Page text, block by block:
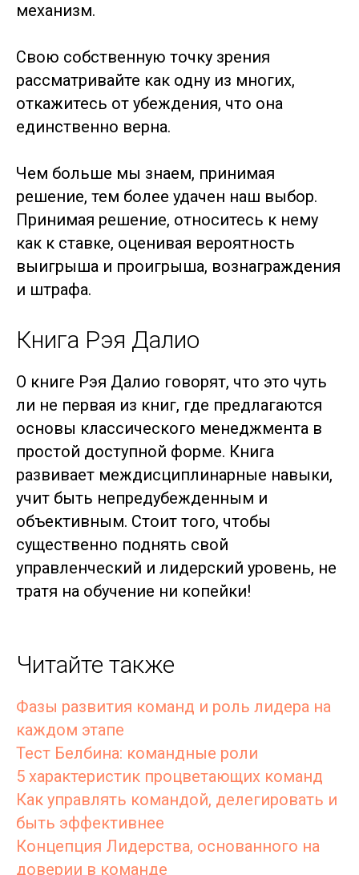
механизм.
Свою собственную точку зрения
рассматривайте как одну из многих,
откажитесь от убеждения, что она
единственно верна.
Чем больше мы знаем, принимая
решение, тем более удачен наш выбор.
Принимая решение, относитесь к нему
как к ставке, оценивая вероятность
выигрыша и проигрыша, вознаграждения
и штрафа.
Книга Рэя Далио
О книге Рэя Далио говорят, что это чуть
ли не первая из книг, где предлагаются
основы классического менеджмента в
простой доступной форме. Книга
развивает междисциплинарные навыки,
учит быть непредубежденным и
объективным. Стоит того, чтобы
существенно поднять свой
управленческий и лидерский уровень, не
тратя на обучение ни копейки!
Читайте также
Фазы развития команд и роль лидера на
каждом этапе
Тест Белбина: командные роли
5 характеристик процветающих команд
Как управлять командой, делегировать и
быть эффективнее
Концепция Лидерства, основанного на
доверии в команде